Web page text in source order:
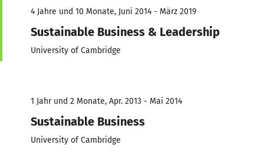
4 Jahre und 10 Monate, Juni 2014 - März 2019
Sustainable Business & Leadership
University of Cambridge
1 Jahr und 2 Monate, Apr. 2013 - Mai 2014
Sustainable Business
University of Cambridge